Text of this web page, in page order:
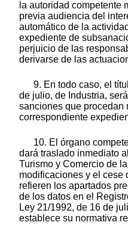
la autoridad competente
previa audiencia del
automático de la
expediente de
perjuicio de las
derivarse de las
9. En todo caso, el
de julio, de Industria,
sanciones que procedan
correspondiente
10. El órgano
dará traslado inmediato
Turismo y Comercio de
modificaciones y el cese
refieren los apartados
de los datos en el
Ley 21/1992, de 16 de
establece su normativa